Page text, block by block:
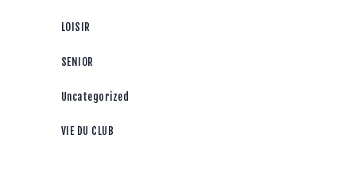
LOISIR
SENIOR
Uncategorized
VIE DU CLUB